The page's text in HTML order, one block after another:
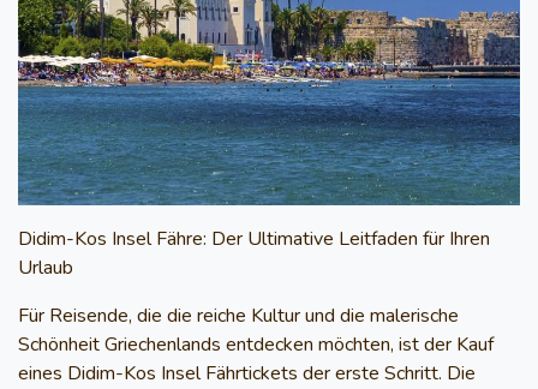
Didim-Kos Insel Fähre: Der Ultimative Leitfaden für Ihren
Urlaub
Für Reisende, die die reiche Kultur und die malerische
Schönheit Griechenlands entdecken möchten, ist der Kauf
eines Didim-Kos Insel Fährtickets der erste Schritt. Die